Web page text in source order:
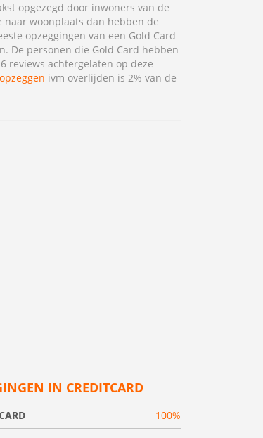
opgezegd door inwoners van de
naar woonplaats dan hebben de
opzeggingen van een Gold Card
De personen die Gold Card hebben
reviews achtergelaten op deze
ivm overlijden is 2% van de
IN CREDITCARD
100%